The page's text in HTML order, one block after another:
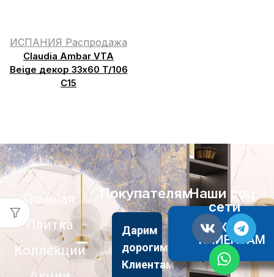
ИСПАНИЯ Распродажа
Claudia Ambar VTA
Beige декор 33х60 T/106
C15
Главная
Плитка
Коллекции
Покупателям
Дарим
дорогим
Клиентам
АКЦИИ
КЛИЕНТАМ
Наши соц.
сети